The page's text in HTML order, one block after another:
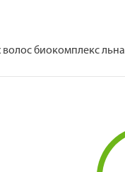
биокомплекс льна